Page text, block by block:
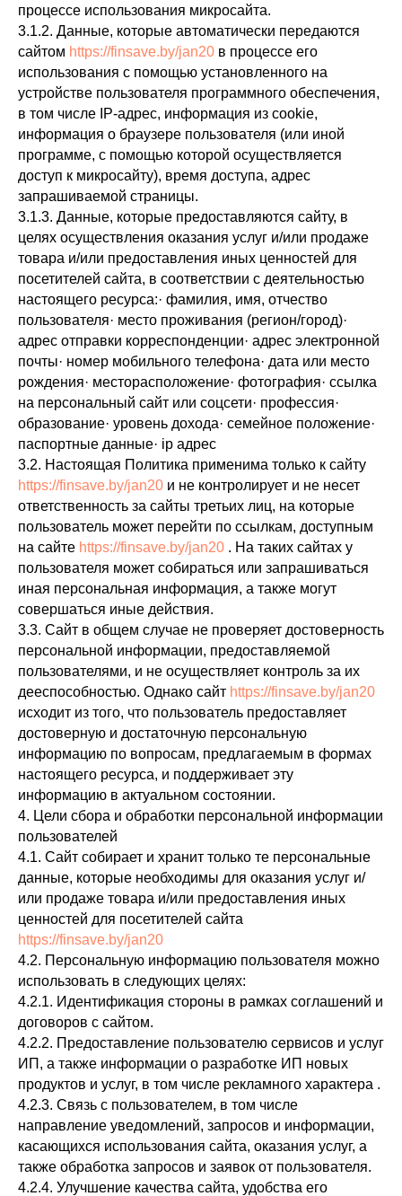
процессе использования микросайта.
3.1.2. Данные, которые автоматически передаются
сайтом https://finsave.by/jan20 в процессе его
использования с помощью установленного на
устройстве пользователя программного обеспечения,
в том числе IP-адрес, информация из cookie,
информация о браузере пользователя (или иной
программе, с помощью которой осуществляется
доступ к микросайту), время доступа, адрес
запрашиваемой страницы.
3.1.3. Данные, которые предоставляются сайту, в
целях осуществления оказания услуг и/или продаже
товара и/или предоставления иных ценностей для
посетителей сайта, в соответствии с деятельностью
настоящего ресурса:· фамилия, имя, отчество
пользователя· место проживания (регион/город)·
адрес отправки корреспонденции· адрес электронной
почты· номер мобильного телефона· дата или место
рождения· месторасположение· фотография· ссылка
на персональный сайт или соцсети· профессия·
образование· уровень дохода· семейное положение·
паспортные данные· ip адрес
3.2. Настоящая Политика применима только к сайту
https://finsave.by/jan20 и не контролирует и не несет
ответственность за сайты третьих лиц, на которые
пользователь может перейти по ссылкам, доступным
на сайте https://finsave.by/jan20 . На таких сайтах у
пользователя может собираться или запрашиваться
иная персональная информация, а также могут
совершаться иные действия.
3.3. Сайт в общем случае не проверяет достоверность
персональной информации, предоставляемой
пользователями, и не осуществляет контроль за их
дееспособностью. Однако сайт https://finsave.by/jan20
исходит из того, что пользователь предоставляет
достоверную и достаточную персональную
информацию по вопросам, предлагаемым в формах
настоящего ресурса, и поддерживает эту
информацию в актуальном состоянии.
4. Цели сбора и обработки персональной информации
пользователей
4.1. Сайт собирает и хранит только те персональные
данные, которые необходимы для оказания услуг и/
или продаже товара и/или предоставления иных
ценностей для посетителей сайта
https://finsave.by/jan20
4.2. Персональную информацию пользователя можно
использовать в следующих целях:
4.2.1. Идентификация стороны в рамках соглашений и
договоров с сайтом.
4.2.2. Предоставление пользователю сервисов и услуг
ИП, а также информации о разработке ИП новых
продуктов и услуг, в том числе рекламного характера .
4.2.3. Связь с пользователем, в том числе
направление уведомлений, запросов и информации,
касающихся использования сайта, оказания услуг, а
также обработка запросов и заявок от пользователя.
4.2.4. Улучшение качества сайта, удобства его